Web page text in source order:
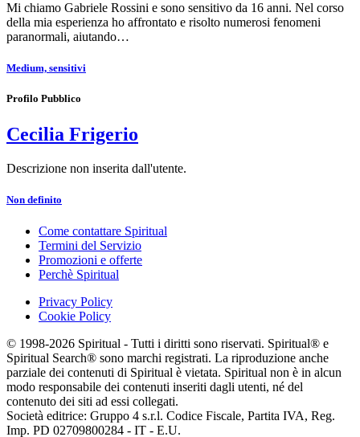
Mi chiamo Gabriele Rossini e sono sensitivo da 16 anni. Nel corso
della mia esperienza ho affrontato e risolto numerosi fenomeni
paranormali, aiutando…
Medium, sensitivi
Profilo Pubblico
Cecilia Frigerio
Descrizione non inserita dall'utente.
Non definito
Come contattare Spiritual
Termini del Servizio
Promozioni e offerte
Perchè Spiritual
Privacy Policy
Cookie Policy
© 1998-2026 Spiritual - Tutti i diritti sono riservati. Spiritual® e
Spiritual Search® sono marchi registrati. La riproduzione anche
parziale dei contenuti di Spiritual è vietata. Spiritual non è in alcun
modo responsabile dei contenuti inseriti dagli utenti, né del
contenuto dei siti ad essi collegati.
Società editrice: Gruppo 4 s.r.l. Codice Fiscale, Partita IVA, Reg.
Imp. PD 02709800284 - IT - E.U.